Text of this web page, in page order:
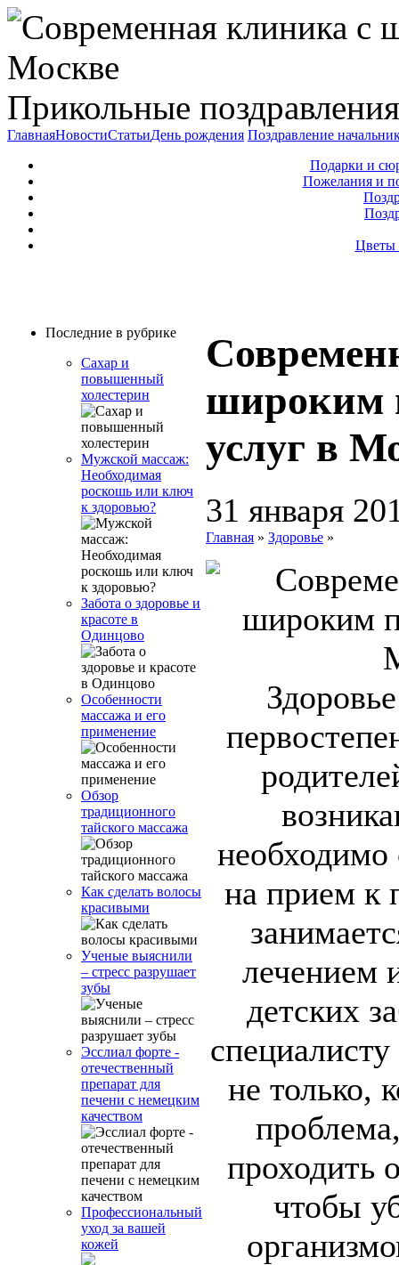
Прикольные
ГлавнаяНовостиСтатьиДень рождения Поздравление
Подарки и
Пожелания и
Цветы
Последние в рубрике
Сахар и
повышенный
холестерин
Мужской массаж:
Необходимая
роскошь или ключ
к здоровью?
Забота о здоровье и
красоте в
Одинцово
Особенности
массажа и его
применение
Обзор
традиционного
тайского массажа
Как сделать волосы
красивыми
Ученые выяснили
– стресс разрушает
зубы
Эсслиал форте -
отечественный
препарат для
печени с немецким
качеством
Профессиональный
уход за вашей
кожей
широким
услуг в
31 января
Главная » Здоровье »
необходимо
на прием к
лечением
детских
не только,
проходить
чтобы